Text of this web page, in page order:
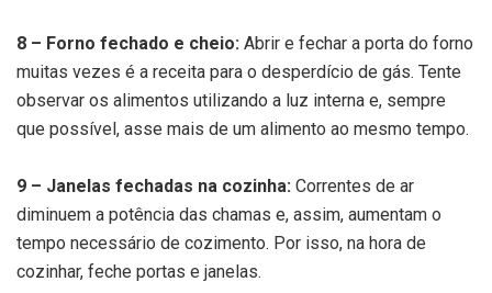
8 – Forno fechado e cheio: Abrir e fechar a porta do forno
muitas vezes é a receita para o desperdício de gás. Tente
observar os alimentos utilizando a luz interna e, sempre
que possível, asse mais de um alimento ao mesmo tempo.
9 – Janelas fechadas na cozinha: Correntes de ar
diminuem a potência das chamas e, assim, aumentam o
tempo necessário de cozimento. Por isso, na hora de
cozinhar, feche portas e janelas.